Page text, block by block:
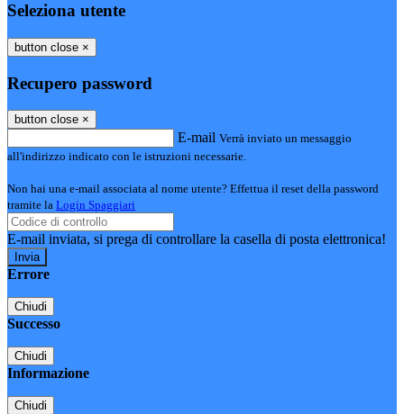
Seleziona utente
button close ×
Recupero password
button close ×
E-mail Verrà inviato un messaggio
all'indirizzo indicato con le istruzioni necessarie.
Non hai una e-mail associata al nome utente? Effettua il reset della password
tramite la Login Spaggiari
E-mail inviata, si prega di controllare la casella di posta elettronica!
Errore
Chiudi
Successo
Chiudi
Informazione
Chiudi